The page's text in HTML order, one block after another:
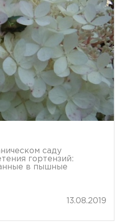
саду
гортензий:
в пышные
13.08.2019